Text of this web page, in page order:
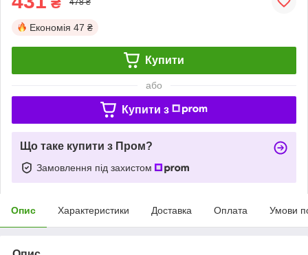
Економія 47 ₴
Купити
або
Купити з
Що таке купити з Пром?
Замовлення під захистом
Опис Характеристики Доставка Оплата Умови